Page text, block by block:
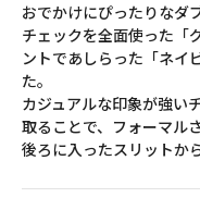
おでかけにぴったりなダ
チェックを全面使った「
ントであしらった「ネイ
た。
カジュアルな印象が強い
取ることで、フォーマル
後ろに入ったスリットか